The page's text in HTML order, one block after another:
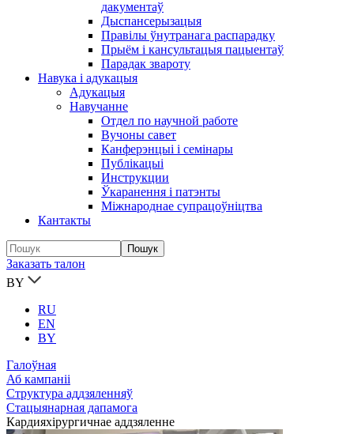
дакументаў
Дыспансерызацыя
Правілы ўнутранага распарадку
Прыём і кансультацыя пацыентаў
Парадак звароту
Навука і адукацыя
Адукацыя
Навучанне
Отдел по научной работе
Вучоны савет
Канферэнцыі і семінары
Публікацыi
Инструкции
Ўкаранення і патэнты
Міжнароднае супрацоўніцтва
Кантакты
Заказать талон
BY
RU
EN
BY
Галоўная
Аб кампаніі
Структура аддзяленняў
Стацыянарная дапамога
Кардияхiрургичнае аддзяленне